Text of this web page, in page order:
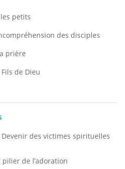
petits
des disciples
prière
de Dieu
Devenir des victimes spirituelles
pilier de l’adoration